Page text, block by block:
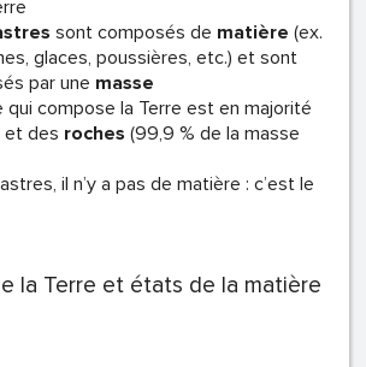
sont composés de matière (ex.
glaces, poussières, etc.) et sont
par une masse
qui compose la Terre est en majorité
et des roches (99,9 % de la masse
il n’y a pas de matière : c’est le
la Terre et états de la matière